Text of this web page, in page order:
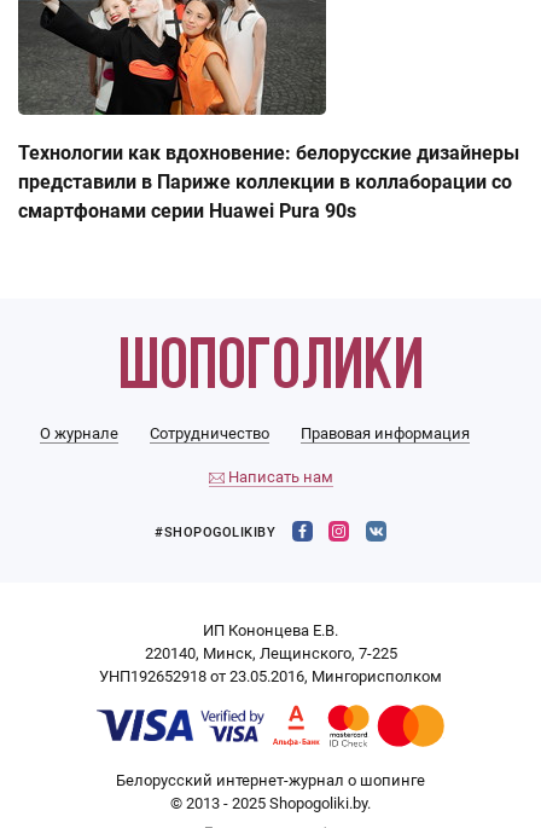
Технологии как вдохновение: белорусские дизайнеры
представили в Париже коллекции в коллаборации со
смартфонами серии Huawei Pura 90s
О журнале Сотрудничество Правовая информация
Написать нам
#SHOPOGOLIKIBY
ИП Кононцева Е.В.
220140, Минск, Лещинского, 7-225
УНП192652918 от 23.05.2016, Мингорисполком
Белорусский интернет-журнал о шопинге
© 2013 - 2025 Shopogoliki.by.